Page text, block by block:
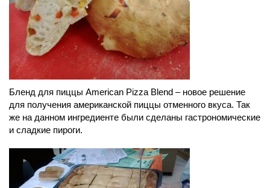
Бленд для пиццы American Pizza Blend – новое решение
для получения американской пиццы отменного вкуса. Так
же на данном ингредиенте были сделаны гастрономические
и сладкие пироги.